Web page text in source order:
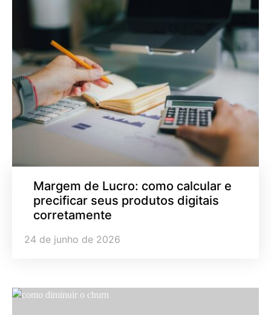
Margem de Lucro: como calcular e
precificar seus produtos digitais
corretamente
24 de junho de 2026